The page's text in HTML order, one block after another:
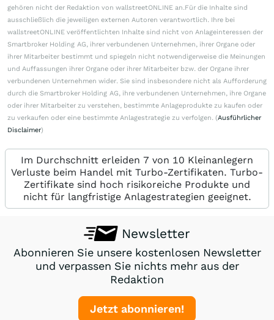
gehören nicht der Redaktion von wallstreetONLINE an.Für die Inhalte sind
ausschließlich die jeweiligen externen Autoren verantwortlich. Ihre bei
wallstreetONLINE veröffentlichten Inhalte sind nicht von Anlageinteressen der
Smartbroker Holding AG, ihrer verbundenen Unternehmen, ihrer Organe oder
ihrer Mitarbeiter bestimmt und spiegeln nicht notwendigerweise die Meinungen
und Auffassungen ihrer Organe oder ihrer Mitarbeiter bzw. der Organe ihrer
verbundenen Unternehmen wider. Sie sind insbesondere nicht als Aufforderung
durch die Smartbroker Holding AG, ihre verbundenen Unternehmen, ihre Organe
oder ihrer Mitarbeiter zu verstehen, bestimmte Anlageprodukte zu kaufen oder
zu verkaufen oder eine bestimmte Anlagestrategie zu verfolgen. (Ausführlicher
Disclaimer)
Im Durchschnitt erleiden 7 von 10 Kleinanlegern
Verluste beim Handel mit Turbo-Zertifikaten. Turbo-
Zertifikate sind hoch risikoreiche Produkte und
nicht für langfristige Anlagestrategien geeignet.
Newsletter
Abonnieren Sie unsere kostenlosen Newsletter
und verpassen Sie nichts mehr aus der
Redaktion
Jetzt abonnieren!